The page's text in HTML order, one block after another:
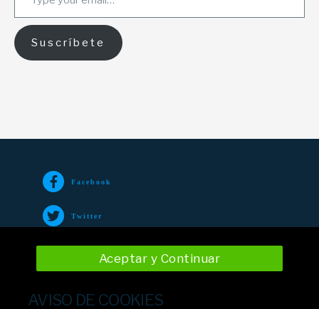
Suscríbete
Facebook
Twitter
AVISO DE COOKIES
Aceptar y Continuar